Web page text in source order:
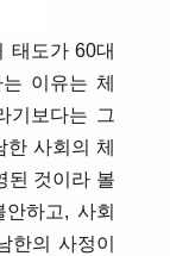
태도가 60대
이유는 체
기보다는 그
사회의 체
된 것이라 볼
하고, 사회
한의 사정이